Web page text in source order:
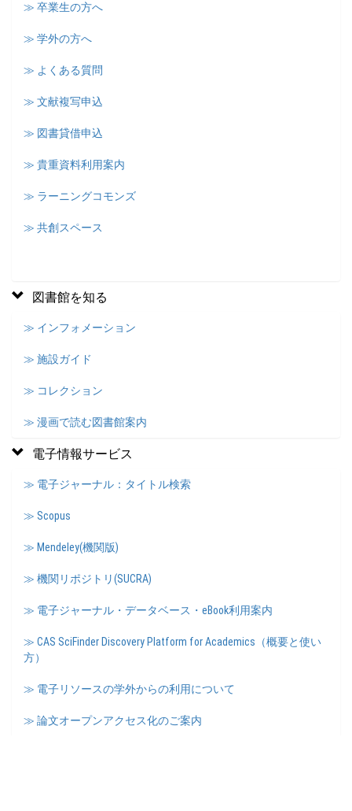
≫ 卒業生の方へ
≫ 学外の方へ
≫ よくある質問
≫ 文献複写申込
≫ 図書貸借申込
≫ 貴重資料利用案内
≫ ラーニングコモンズ
≫ 共創スペース
図書館を知る
≫ インフォメーション
≫ 施設ガイド
≫ コレクション
≫ 漫画で読む図書館案内
電子情報サービス
≫ 電子ジャーナル：タイトル検索
≫ Scopus
≫ Mendeley(機関版)
≫ 機関リポジトリ(SUCRA)
≫ 電子ジャーナル・データベース・eBook利用案内
≫ CAS SciFinder Discovery Platform for Academics（概要と使い
方）
≫ 電子リソースの学外からの利用について
≫ 論文オープンアクセス化のご案内